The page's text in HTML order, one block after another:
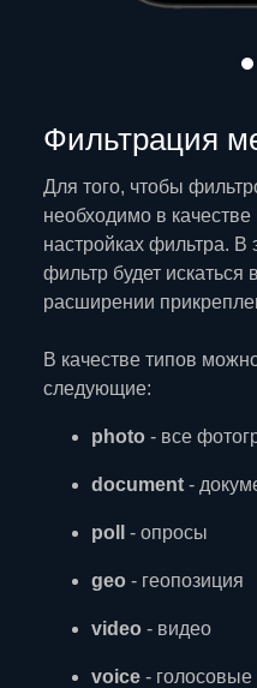
Фильтрация
Для того, чтобы
необходимо в качестве
настройках фильтра.
фильтр будет искаться
расширении
В качестве типов
следующие:
photo - все
document -
poll - опросы
geo - геопозиция
video - видео
voice - голосовые